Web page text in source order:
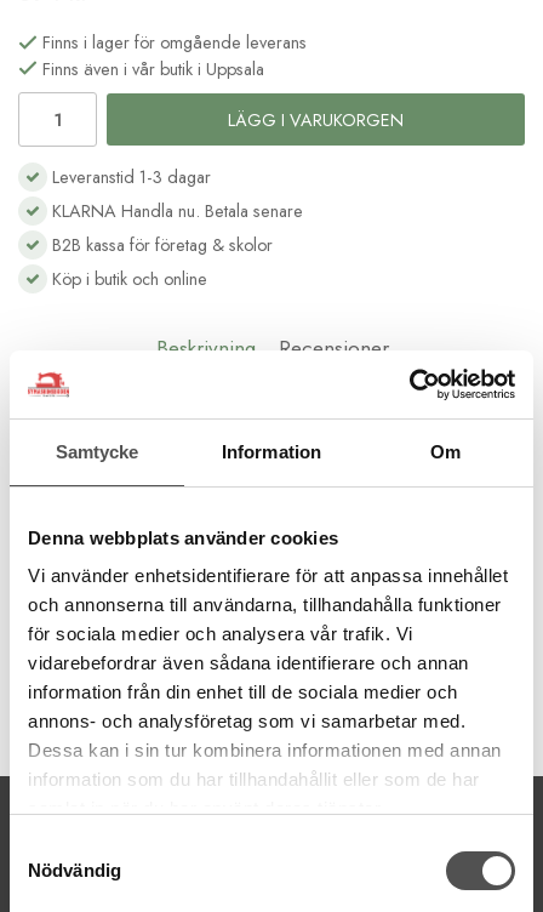
Samtycke Information Om
Denna webbplats använder cookies
Vi använder enhetsidentifierare för att anpassa innehållet
och annonserna till användarna, tillhandahålla funktioner
för sociala medier och analysera vår trafik. Vi
vidarebefordrar även sådana identifierare och annan
information från din enhet till de sociala medier och
annons- och analysföretag som vi samarbetar med.
Dessa kan i sin tur kombinera informationen med annan
information som du har tillhandahållit eller som de har
Nödvändig
Finns i lager för omgående leverans
Finns även i vår butik i Uppsala
LÄGG I VARUKORGEN
Leveranstid 1-3 dagar
KLARNA Handla nu. Betala senare
B2B kassa för företag & skolor
Köp i butik och online
Beskrivning Recensioner
Quarter inch pressarfot till Husqvarna
övermatare
Passar för övermatare 920219096
I högerkant sitter en linjalguide som hjälper dig att sy rakt vid
tygkanten. Avståndet från linjalguiden är 1/4 inch, vilket är 6,35
mm.
Kontrollera maskingrupp>>
Artikelnummer:
413238345
KONTAKTA OSS
Mailsvar inom 24 timmar